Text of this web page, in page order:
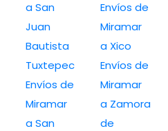
a San
Juan
Bautista
Tuxtepec
Envíos de
Miramar
a San
Envíos de
Miramar
a Xico
Envíos de
Miramar
a Zamora
de